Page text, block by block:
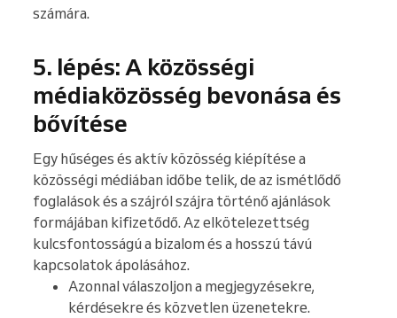
számára.
5. lépés: A közösségi
médiaközösség bevonása és
bővítése
Egy hűséges és aktív közösség kiépítése a
közösségi médiában időbe telik, de az ismétlődő
foglalások és a szájról szájra történő ajánlások
formájában kifizetődő. Az elkötelezettség
kulcsfontosságú a bizalom és a hosszú távú
kapcsolatok ápolásához.
Azonnal válaszoljon a megjegyzésekre,
kérdésekre és közvetlen üzenetekre.